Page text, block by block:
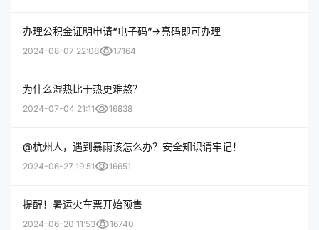
办理公积金证明申请“电子码”→亮码即可办理
2024-08-07 22:08visibility17164
为什么湿热比干热更难熬？
2024-07-04 21:11visibility16838
@杭州人，遇到暴雨该怎么办？安全知识请牢记！
2024-06-27 19:51visibility16651
提醒！暑运火车票开始预售
2024-06-20 11:53visibility16740